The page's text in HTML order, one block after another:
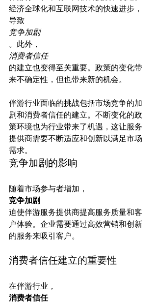
经济全球化和互联网技术的快速进步，
导致
竞争加剧
。此外，
消费者信任
的建立也变得至关重要。政策的变化带
伴游行业面临的挑战包括市场竞争的加
剧和消费者信任的建立。不断变化的政
策环境也为行业带来了机遇，这让服务
提供商需要不断适应和创新以满足市场
需求。
竞争加剧的影响
随着市场参与者增加，
竞争加剧
迫使伴游服务提供商提高服务质量和客
户体验。企业需要通过高效营销和创新
消费者信任建立的重要性
在伴游行业，
消费者信任